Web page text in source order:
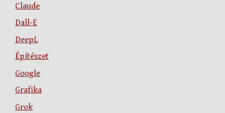
Claude
Dall-E
DeepL
Építészet
Google
Grafika
Grok